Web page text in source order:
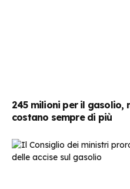
245 milioni per il
costano sempre di più